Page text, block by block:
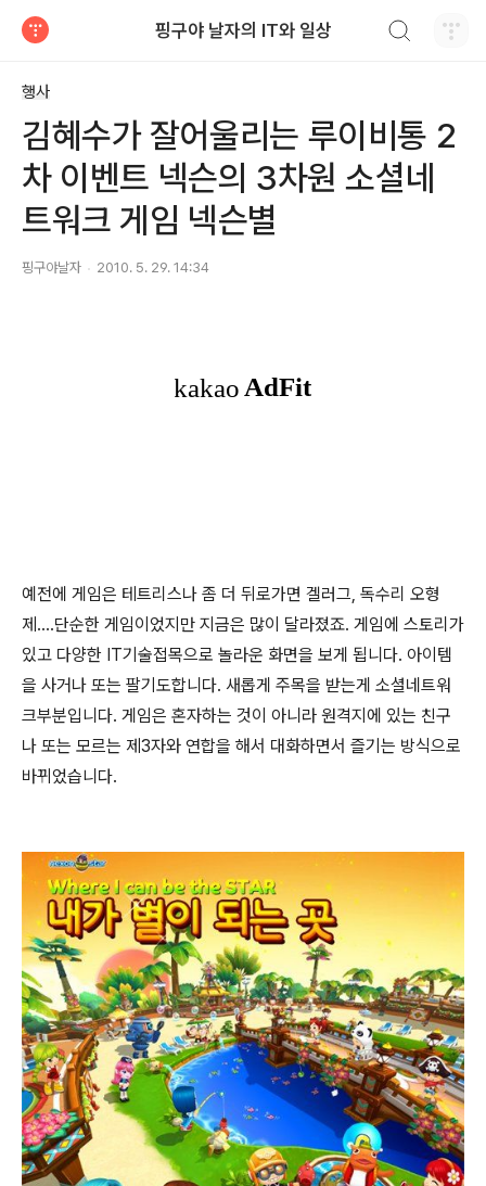
핑구야 날자의 IT와 일상
행사
김혜수가 잘어울리는 루이비통 2
차 이벤트 넥슨의 3차원 소셜네
트워크 게임 넥슨별
핑구야날자 2010. 5. 29. 14:34
예전에 게임은 테트리스나 좀 더 뒤로가면 겔러그, 독수리 오형
제....단순한 게임이었지만 지금은 많이 달라졌죠. 게임에 스토리가
있고 다양한 IT기술접목으로 놀라운 화면을 보게 됩니다. 아이템
을 사거나 또는 팔기도합니다. 새롭게 주목을 받는게 소셜네트워
크부분입니다. 게임은 혼자하는 것이 아니라 원격지에 있는 친구
나 또는 모르는 제3자와 연합을 해서 대화하면서 즐기는 방식으로
바뀌었습니다.